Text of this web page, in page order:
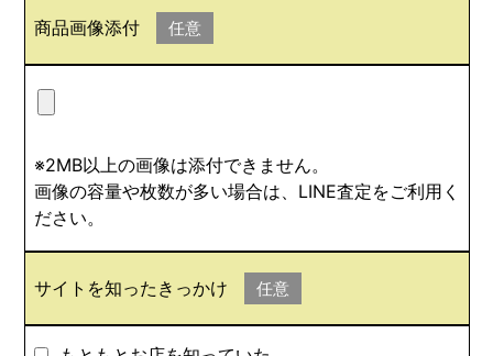
商品画像添付 任意
※2MB以上の画像は添付できません。
画像の容量や枚数が多い場合は、LINE査定をご利用く
ださい。
サイトを知ったきっかけ 任意